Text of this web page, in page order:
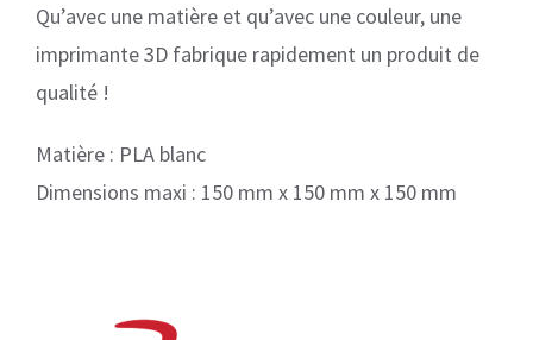
Qu’avec une matière et qu’avec une couleur, une
imprimante 3D fabrique rapidement un produit de
qualité !
Matière : PLA blanc
Dimensions maxi : 150 mm x 150 mm x 150 mm